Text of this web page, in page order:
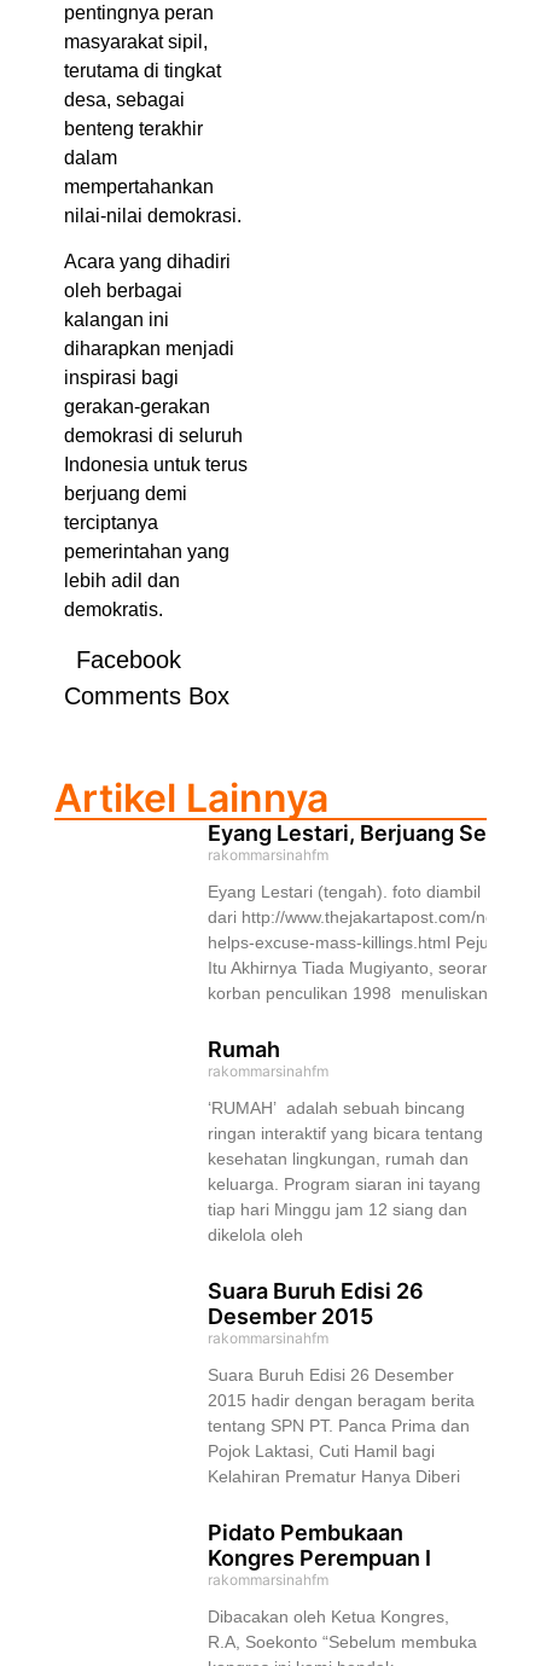
pentingnya peran
masyarakat sipil,
terutama di tingkat
desa, sebagai
benteng terakhir
dalam
mempertahankan
nilai-nilai demokrasi.
Acara yang dihadiri
oleh berbagai
kalangan ini
diharapkan menjadi
inspirasi bagi
gerakan-gerakan
demokrasi di seluruh
Indonesia untuk terus
berjuang demi
terciptanya
pemerintahan yang
lebih adil dan
demokratis.
Facebook
Comments Box
Artikel Lainnya
Eyang Lestari, Berjuang
rakommarsinahfm
Eyang Lestari (tengah). foto diambil
dari http://www.thejakartapost.com/news/
helps-excuse-mass-killings.html Pejuang
Itu Akhirnya Tiada Mugiyanto, seorang
korban penculikan 1998 menuliskan
Rumah
rakommarsinahfm
‘RUMAH’ adalah sebuah bincang
ringan interaktif yang bicara tentang
kesehatan lingkungan, rumah dan
keluarga. Program siaran ini tayang
tiap hari Minggu jam 12 siang dan
dikelola oleh
Suara Buruh Edisi 26
Desember 2015
rakommarsinahfm
Suara Buruh Edisi 26 Desember
2015 hadir dengan beragam berita
tentang SPN PT. Panca Prima dan
Pojok Laktasi, Cuti Hamil bagi
Kelahiran Prematur Hanya Diberi
Pidato Pembukaan
Kongres Perempuan I
rakommarsinahfm
Dibacakan oleh Ketua Kongres,
R.A, Soekonto “Sebelum membuka